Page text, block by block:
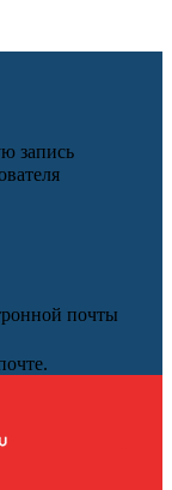
запись
почты